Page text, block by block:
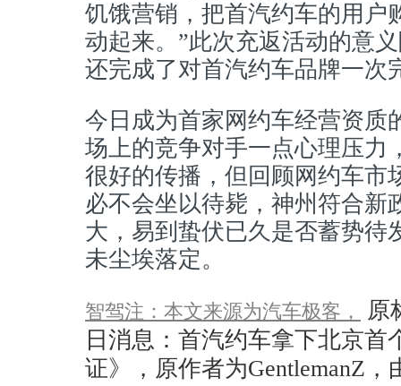
饥饿营销，把首汽约车的用户
动起来。”此次充返活动的意
还完成了对首汽约车品牌一次
今日成为首家网约车经营资质
场上的竞争对手一点心理压力
很好的传播，但回顾网约车市
必不会坐以待毙，神州符合新
大，易到蛰伏已久是否蓄势待
未尘埃落定。
智驾注：本文来源为汽车极客，
原
日消息：首汽约车拿下北京首
证》，原作者为GentlemanZ，